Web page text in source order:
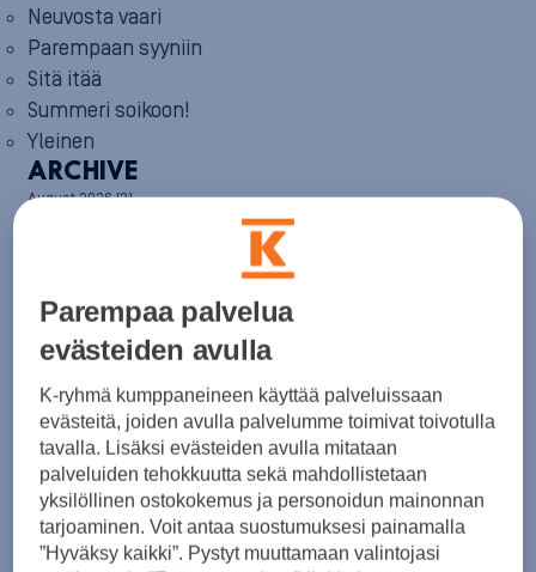
Neuvosta vaari
Parempaan syyniin
Sitä itää
Summeri soikoon!
Yleinen
ARCHIVE
August 2026(2)
March 2026(8)
February 2026(5)
January 2026(6)
December 2025(8)
November 2025(7)
October 2025 (8)
September 2025
August 2025(6)
July 2025(7)
June 2025(7)
May 2025(6)
Parempaa palvelua
evästeiden avulla
K-ryhmä kumppaneineen käyttää palveluissaan
evästeitä, joiden avulla palvelumme toimivat toivotulla
tavalla. Lisäksi evästeiden avulla mitataan
palveluiden tehokkuutta sekä mahdollistetaan
yksilöllinen ostokokemus ja personoidun mainonnan
tarjoaminen. Voit antaa suostumuksesi painamalla
”Hyväksy kaikki”. Pystyt muuttamaan valintojasi